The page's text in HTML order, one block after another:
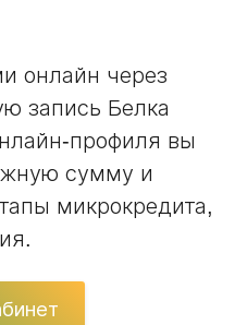
онлайн через
запись Белка
профиля вы
сумму и
микрокредита,